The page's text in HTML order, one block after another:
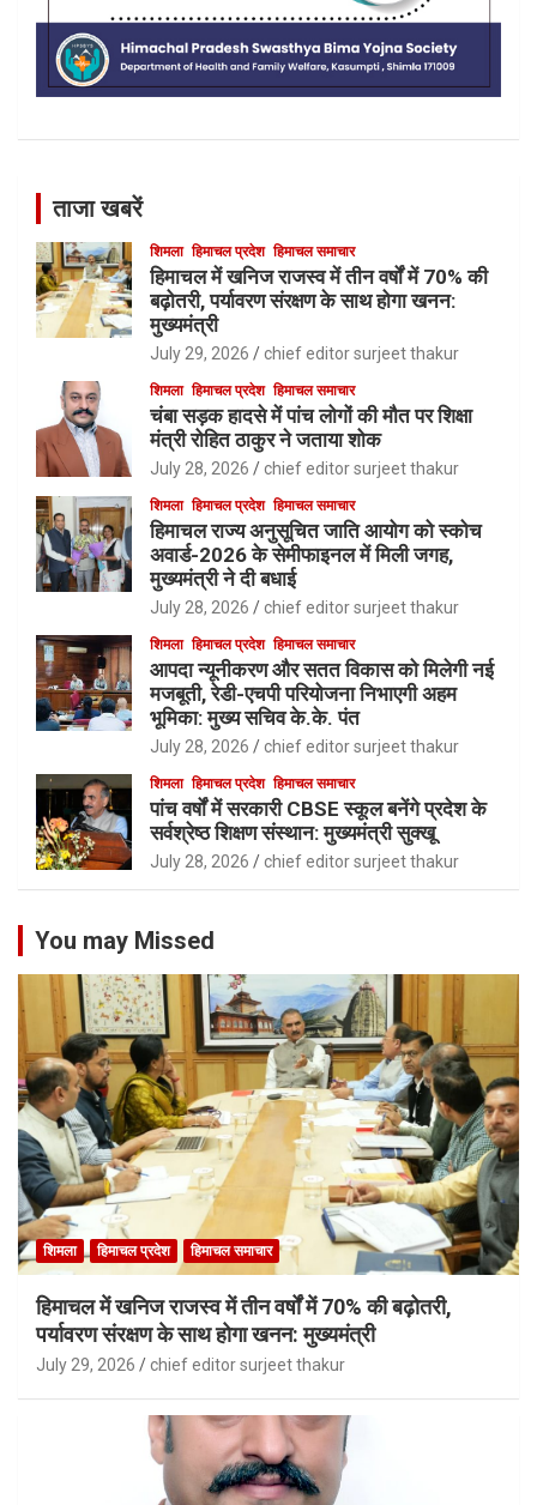
ताजा खबरें
शिमला हिमाचल प्रदेश हिमाचल समाचार
हिमाचल में खनिज राजस्व में तीन वर्षों में 70% की
बढ़ोतरी, पर्यावरण संरक्षण के साथ होगा खनन:
मुख्यमंत्री
July 29, 2026 chief editor surjeet thakur
शिमला हिमाचल प्रदेश हिमाचल समाचार
चंबा सड़क हादसे में पांच लोगों की मौत पर शिक्षा
मंत्री रोहित ठाकुर ने जताया शोक
July 28, 2026 chief editor surjeet thakur
शिमला हिमाचल प्रदेश हिमाचल समाचार
हिमाचल राज्य अनुसूचित जाति आयोग को स्कोच
अवार्ड-2026 के सेमीफाइनल में मिली जगह,
मुख्यमंत्री ने दी बधाई
July 28, 2026 chief editor surjeet thakur
शिमला हिमाचल प्रदेश हिमाचल समाचार
आपदा न्यूनीकरण और सतत विकास को मिलेगी नई
मजबूती, रेडी-एचपी परियोजना निभाएगी अहम
भूमिका: मुख्य सचिव के.के. पंत
July 28, 2026 chief editor surjeet thakur
शिमला हिमाचल प्रदेश हिमाचल समाचार
पांच वर्षों में सरकारी CBSE स्कूल बनेंगे प्रदेश के
सर्वश्रेष्ठ शिक्षण संस्थान: मुख्यमंत्री सुक्खू
July 28, 2026 chief editor surjeet thakur
You may Missed
शिमला हिमाचल प्रदेश हिमाचल समाचार
हिमाचल में खनिज राजस्व में तीन वर्षों में 70% की बढ़ोतरी,
पर्यावरण संरक्षण के साथ होगा खनन: मुख्यमंत्री
July 29, 2026 chief editor surjeet thakur